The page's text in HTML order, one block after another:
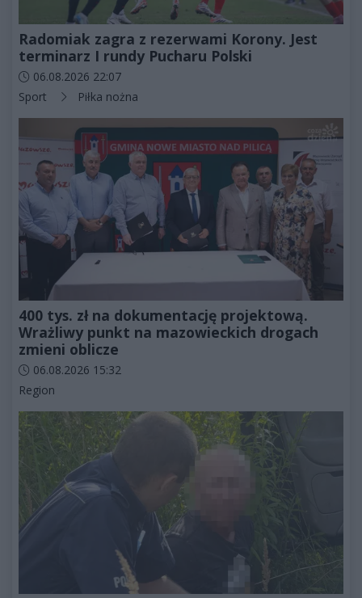
Radomiak zagra z rezerwami Korony. Jest
terminarz I rundy Pucharu Polski
Data dodania artykułu:
06.08.2026 22:07
Kategorie artykułu:
Sport Piłka nożna
400 tys. zł na dokumentację projektową.
Wrażliwy punkt na mazowieckich drogach
zmieni oblicze
Data dodania artykułu:
06.08.2026 15:32
Kategorie artykułu:
Region